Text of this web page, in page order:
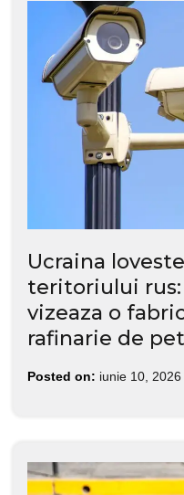
Ucraina
teritoriului
vizeaza o
rafinarie de
Posted on: iunie 10, 2026